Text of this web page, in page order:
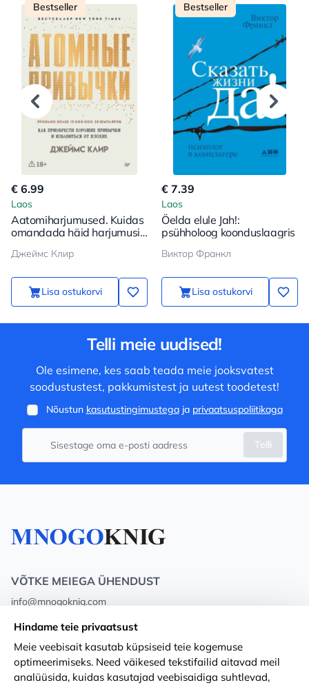
Bestseller
€ 6.99
Laos
Aatomiharjumused. Kuidas
omandada häid harjumusi
Джеймс Клир
Lisa ostukorvi
Bestseller
€ 7.39
Laos
Öelda elule Jah!:
psühholoog koonduslaagris
Виктор Франкл
Lisa ostukorvi
Telli meie uudised!
Ole esimene, kes saab teada meie jooksvatest
soodustustest, pakkumistest ja uutest toodetest!
Nõustun kasutustingimustegaja privaatsuspoliitikaga
Telli
VÕTKE MEIEGA ÜHENDUST
info@mnogoknig.com
Rīga, Augusta Deglava 69d, LV-1082
Meist Privacy Policy
Hindame teie privaatsust
Meie veebisait kasutab küpsiseid teie kogemuse
optimeerimiseks. Need väikesed tekstifailid aitavad meil
analüüsida, kuidas kasutajad veebisaidiga suhtlevad,